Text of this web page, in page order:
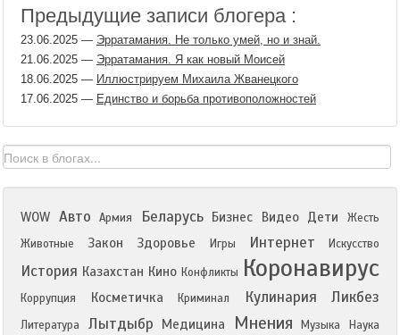
Предыдущие записи блогера :
23.06.2025 — Эрратамания. Не только умей, но и знай.
21.06.2025 — Эрратамания. Я как новый Моисей
18.06.2025 — Иллюстрируем Михаила Жванецкого
17.06.2025 — Единство и борьба противоположностей
WOW Авто Армия Беларусь Бизнес Видео Дети
Жесть
Животные
Закон Здоровье Игры Интернет Искусство
История Казахстан Кино Конфликты Коронавирус
Коррупция Косметичка Криминал Кулинария Ликбез
Литература Лытдыбр Медицина Мнения Музыка Наука